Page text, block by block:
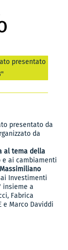
presentato
presentato da
da
al tema della
e ai cambiamenti
Massimiliano
Investimenti
insieme a
Fabrica
e Marco Daviddi